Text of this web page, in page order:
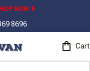
8696
Cart